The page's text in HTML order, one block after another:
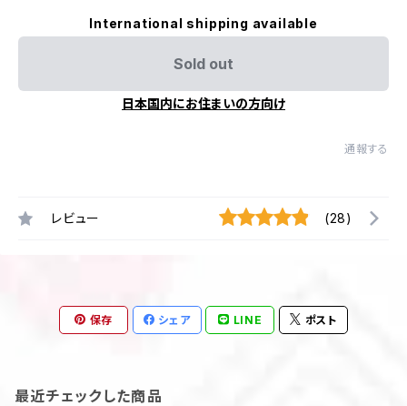
International shipping available
Sold out
日本国内にお住まいの方向け
通報する
レビュー (28)
保存 シェア LINE ポスト
最近チェックした商品